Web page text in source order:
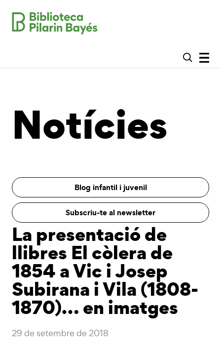
Notícies
Blog infantil i juvenil
Subscriu-te al newsletter
La presentació de
llibres El còlera de
1854 a Vic i Josep
Subirana i Vila (1808-
1870)… en imatges
29 de setembre de 2018